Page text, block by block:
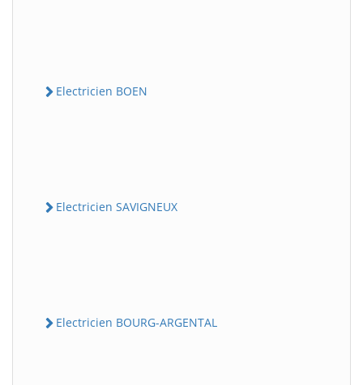
Electricien BOEN
Electricien SAVIGNEUX
Electricien BOURG-ARGENTAL